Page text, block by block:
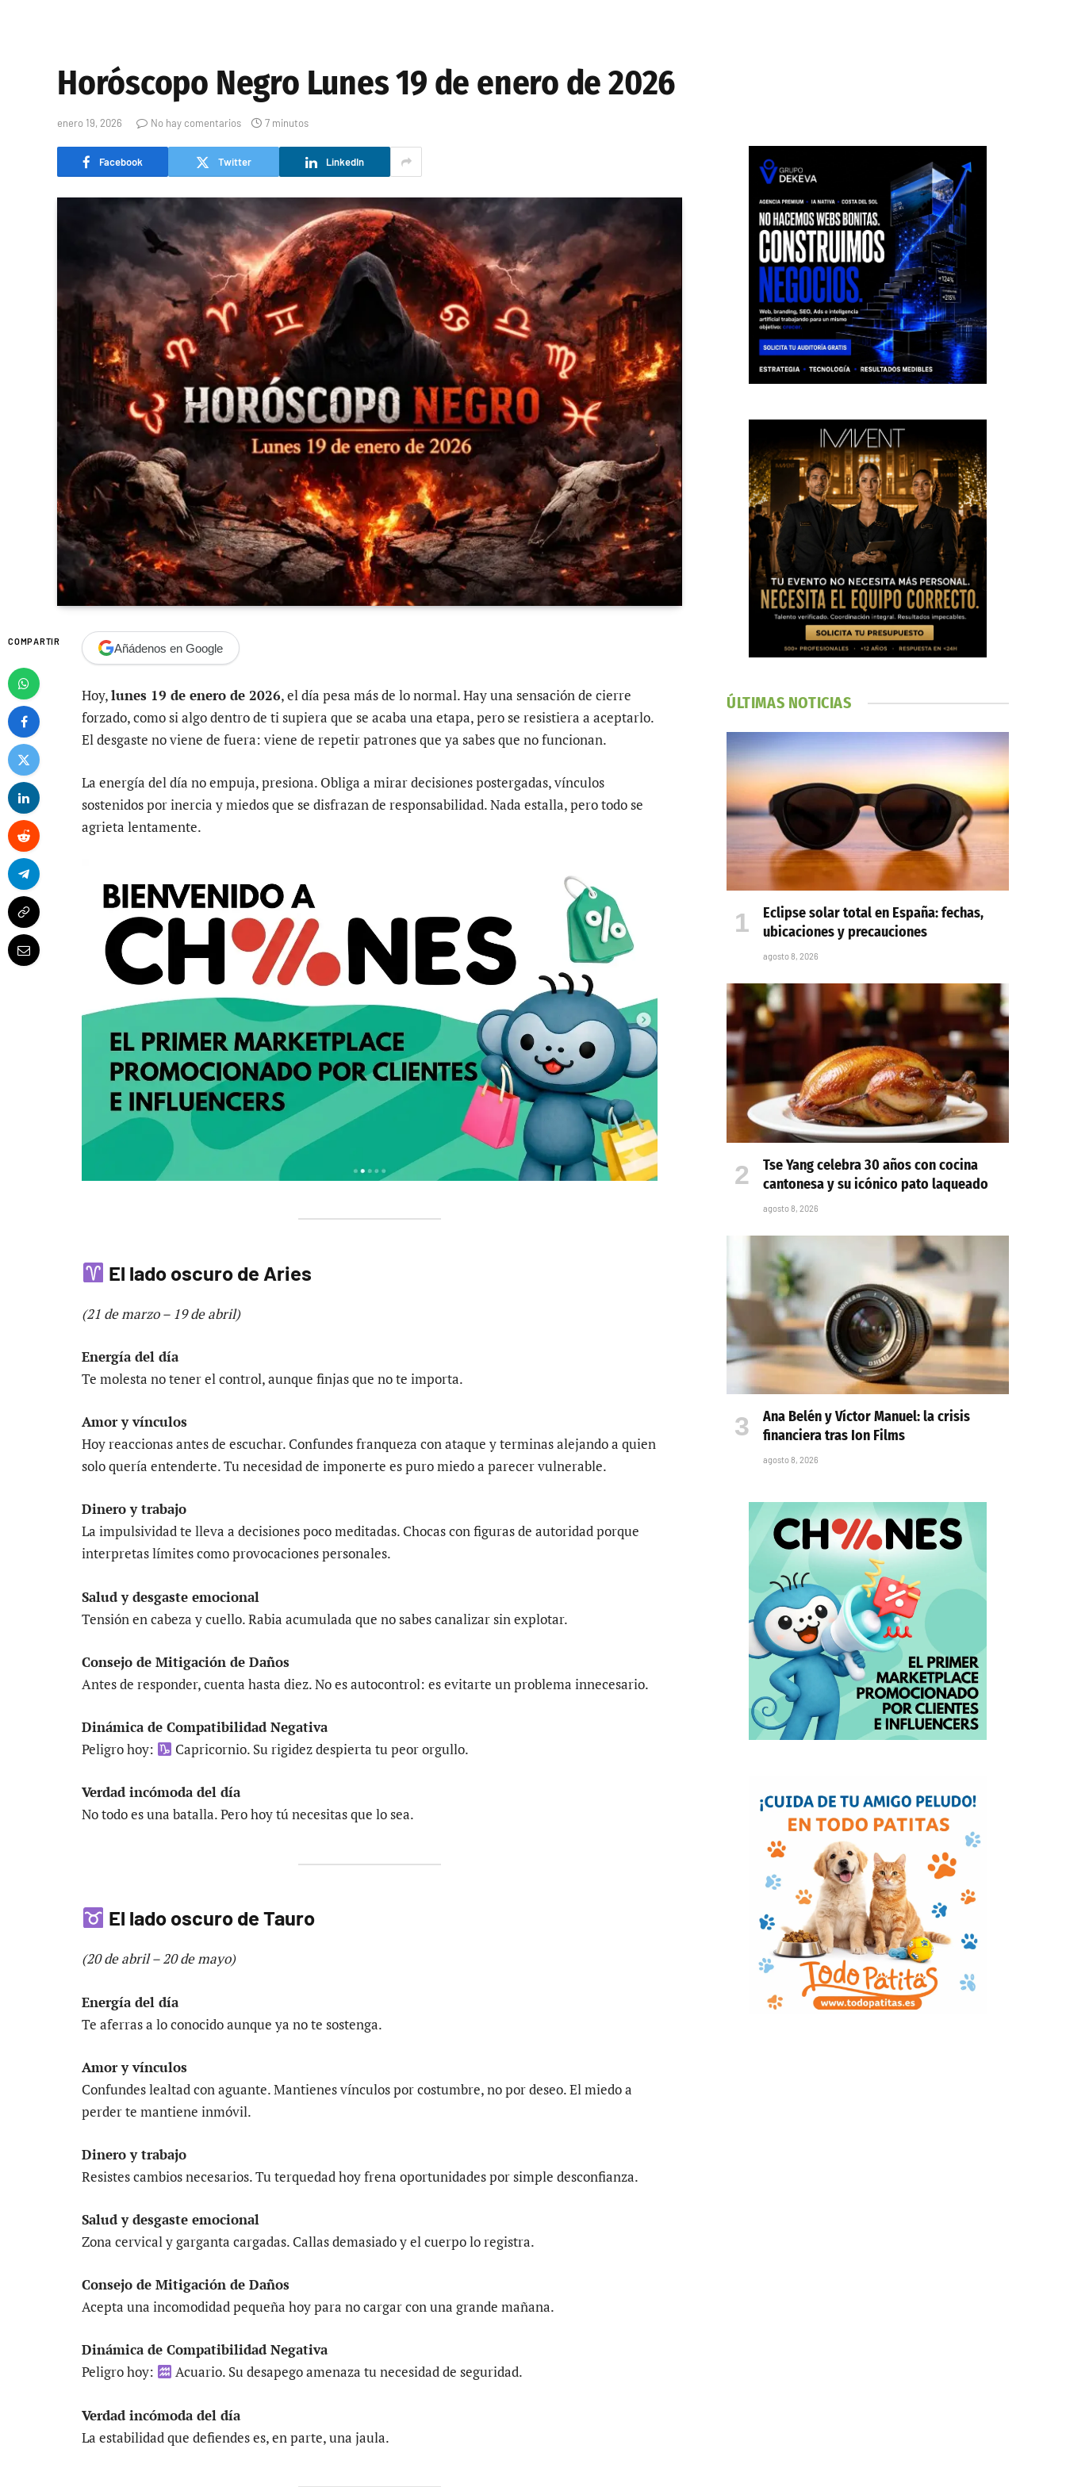
Horóscopo Negro Lunes 19 de enero de 2026
enero 19, 2026 No hay comentarios 7 minutos
Facebook Twitter LinkedIn
COMPARTIR Añádenos en Google
Hoy,lunes 19 de enero de 2026, el día pesa más de lo normal. Hay una sensación de cierre
forzado, como si algo dentro de ti supiera que se acaba una etapa, pero se resistiera a aceptarlo.
El desgaste no viene de fuera: viene de repetir patrones que ya sabes que no funcionan.
La energía del día no empuja, presiona. Obliga a mirar decisiones postergadas, vínculos
sostenidos por inercia y miedos que se disfrazan de responsabilidad. Nada estalla, pero todo se
agrieta lentamente.
El lado oscuro de Aries
(21 de marzo – 19 de abril)
Energía del día
Te molesta no tener el control, aunque finjas que no te importa.
Amor y vínculos
Hoy reaccionas antes de escuchar. Confundes franqueza con ataque y terminas alejando a quien
solo quería entenderte. Tu necesidad de imponerte es puro miedo a parecer vulnerable.
Dinero y trabajo
La impulsividad te lleva a decisiones poco meditadas. Chocas con figuras de autoridad porque
interpretas límites como provocaciones personales.
Salud y desgaste emocional
Tensión en cabeza y cuello. Rabia acumulada que no sabes canalizar sin explotar.
Consejo de Mitigación de Daños
Antes de responder, cuenta hasta diez. No es autocontrol: es evitarte un problema innecesario.
Dinámica de Compatibilidad Negativa
Peligro hoy:
Capricornio. Su rigidez despierta tu peor orgullo.
Verdad incómoda del día
No todo es una batalla. Pero hoy tú necesitas que lo sea.
El lado oscuro de Tauro
(20 de abril – 20 de mayo)
Energía del día
Te aferras a lo conocido aunque ya no te sostenga.
Amor y vínculos
Confundes lealtad con aguante. Mantienes vínculos por costumbre, no por deseo. El miedo a
perder te mantiene inmóvil.
Dinero y trabajo
Resistes cambios necesarios. Tu terquedad hoy frena oportunidades por simple desconfianza.
Salud y desgaste emocional
Zona cervical y garganta cargadas. Callas demasiado y el cuerpo lo registra.
Consejo de Mitigación de Daños
Acepta una incomodidad pequeña hoy para no cargar con una grande mañana.
Dinámica de Compatibilidad Negativa
Peligro hoy:
Acuario. Su desapego amenaza tu necesidad de seguridad.
Verdad incómoda del día
La estabilidad que defiendes es, en parte, una jaula.
ÚLTIMAS NOTICIAS
Eclipse solar total en España: fechas,
ubicaciones y precauciones
agosto 8, 2026
Tse Yang celebra 30 años con cocina
cantonesa y su icónico pato laqueado
agosto 8, 2026
Ana Belén y Víctor Manuel: la crisis
financiera tras Ion Films
agosto 8, 2026